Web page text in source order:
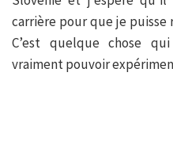
carrière pour que je puisse
C’est quelque chose
vraiment pouvoir